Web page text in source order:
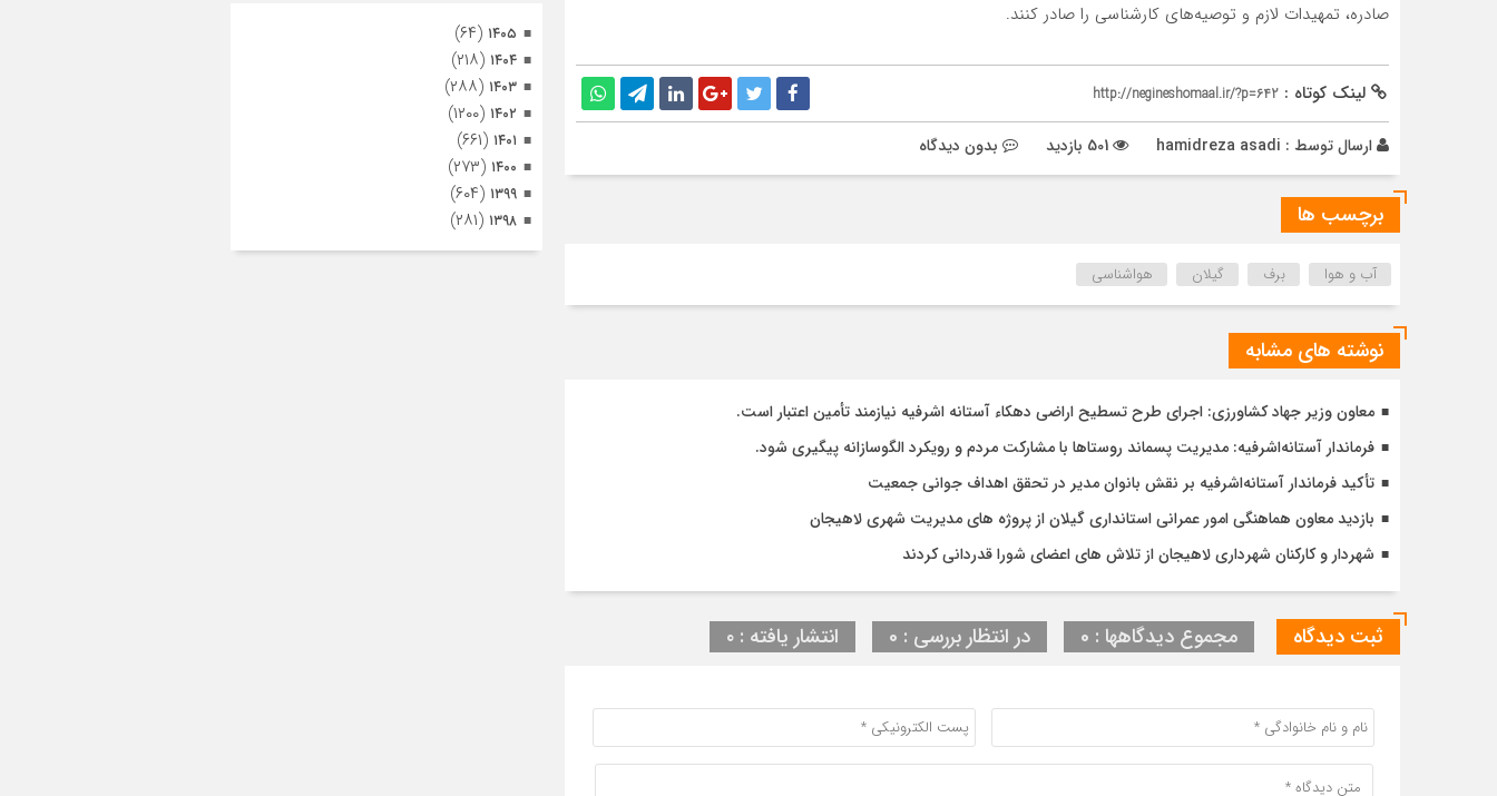
صادره، تمهیدات لازم و توصیه‌های کارشناسی را صادر کنند.
لینک کوتاه : http://negineshomaal.ir/?p=642
ارسال توسط : hamidreza asadi بدون دیدگاه
برچسب ها
آب و هوا برف گیلان هواشناسی
نوشته های مشابه
معاون وزیر جهاد کشاورزی: اجرای طرح تسطیح اراضی دهکاء آستانه اشرفیه نیازمند تأمین اعتبار است.
فرماندار آستانه‌اشرفیه: مدیریت پسماند روستاها با مشارکت مردم و رویکرد الگوسازانه پیگیری شود.
تأکید فرماندار آستانه‌اشرفیه بر نقش بانوان مدیر در تحقق اهداف جوانی جمعیت
بازدید معاون هماهنگی امور عمرانی استانداری گیلان از پروژه های مدیریت شهری لاهیجان
شهردار و کارکنان شهرداری لاهیجان از تلاش های اعضای شورا قدردانی کردند
ثبت دیدگاه مجموع دیدگاهها : 0 در انتظار بررسی : 0 انتشار یافته : ۰
۱۴۰۵ (۶۴)
۱۴۰۴ (۲۱۸)
۱۴۰۳ (۲۸۸)
۱۴۰۲ (۱۲۰۰)
۱۴۰۱ (۶۶۱)
۱۴۰۰ (۲۷۳)
۱۳۹۹ (۶۰۴)
۱۳۹۸ (۲۸۱)